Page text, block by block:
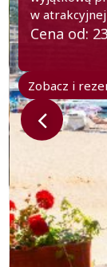
w atrakcyjnej
Cena od:
Zobacz i